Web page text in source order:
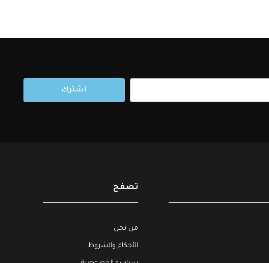
اشترك
تصفح
من نحن
الأحكام والشروط